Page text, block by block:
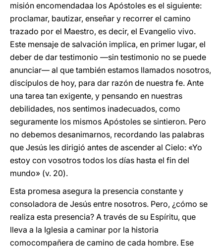
misión encomendadaa los Apóstoles es el siguiente:
proclamar, bautizar, enseñar y recorrer el camino
trazado por el Maestro, es decir, el Evangelio vivo.
Este mensaje de salvación implica, en primer lugar, el
deber de dar testimonio —sin testimonio no se puede
anunciar— al que también estamos llamados nosotros,
discípulos de hoy, para dar razón de nuestra fe. Ante
una tarea tan exigente, y pensando en nuestras
debilidades, nos sentimos inadecuados, como
seguramente los mismos Apóstoles se sintieron. Pero
no debemos desanimarnos, recordando las palabras
que Jesús les dirigió antes de ascender al Cielo: «Yo
estoy con vosotros todos los días hasta el fin del
mundo» (v. 20).
Esta promesa asegura la presencia constante y
consoladora de Jesús entre nosotros. Pero, ¿cómo se
realiza esta presencia? A través de su Espíritu, que
lleva a la Iglesia a caminar por la historia
comocompañera de camino de cada hombre. Ese